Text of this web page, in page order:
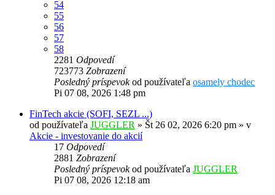
54
55
56
57
58
2281 Odpovedí
723773 Zobrazení
Posledný príspevokod používateľa osamely chodec
Pi 07 08, 2026 1:48 pm
FinTech akcie (SOFI, SEZL ...)
od používateľa JUGGLER » Št 26 02, 2026 6:20 pm » v
Akcie - investovanie do akcií
17 Odpovedí
2881 Zobrazení
Posledný príspevokod používateľa JUGGLER
Pi 07 08, 2026 12:18 am